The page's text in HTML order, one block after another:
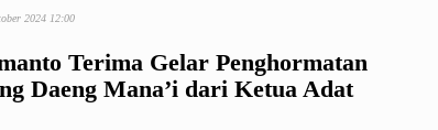
Terima Gelar Penghormatan
Daeng Mana’i dari Ketua Adat
2024 12:00